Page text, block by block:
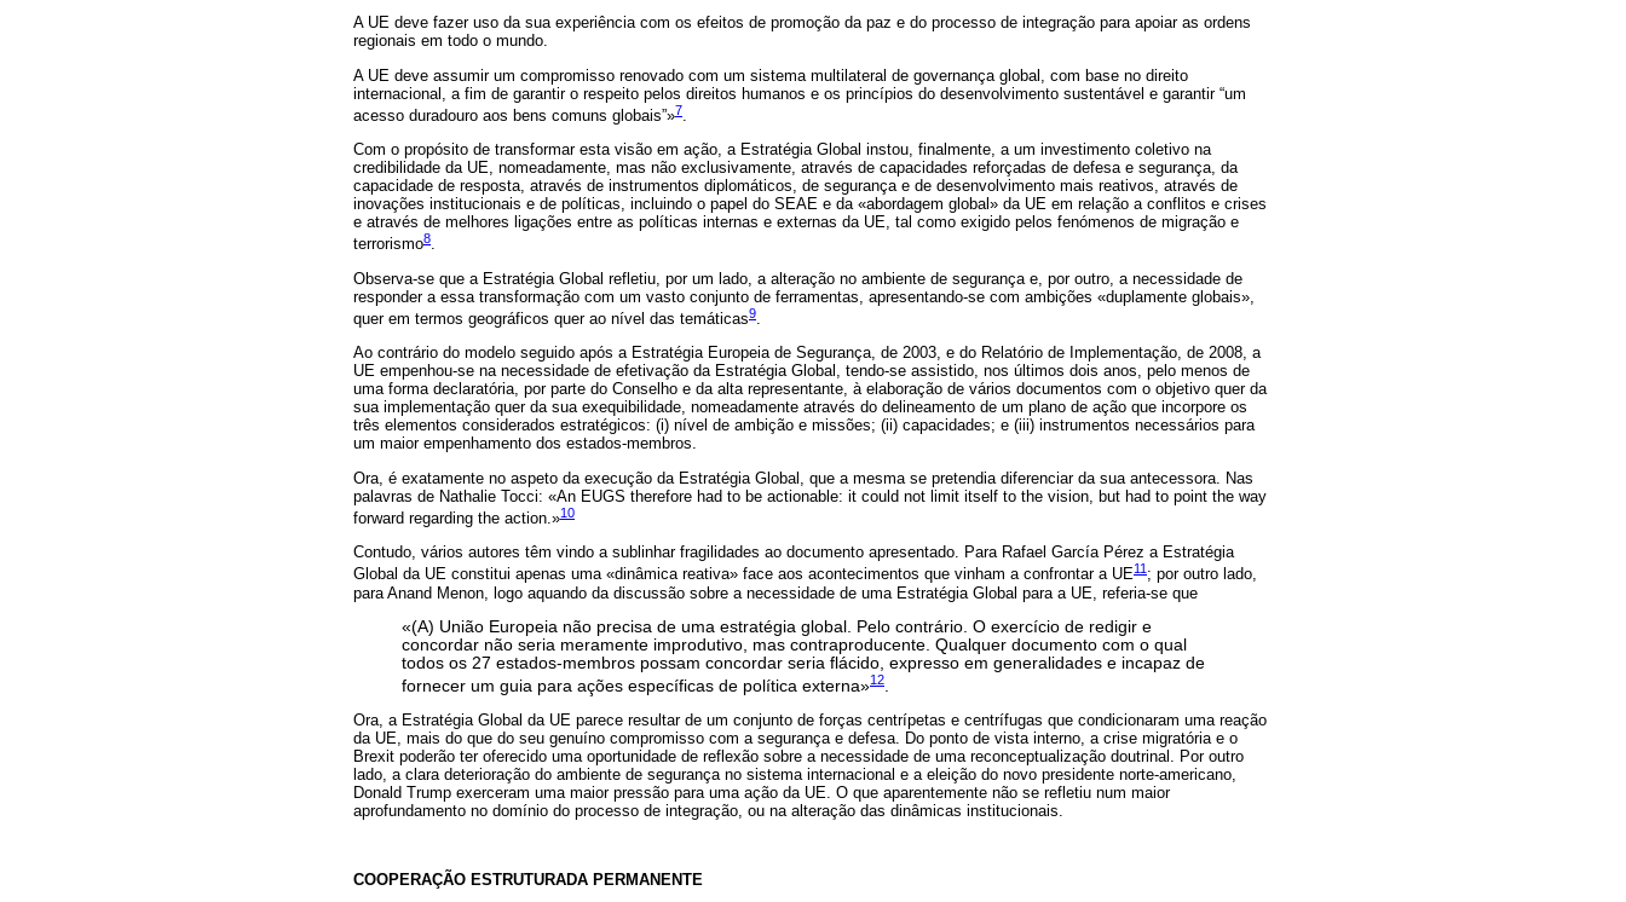
A UE deve fazer uso da sua experiência com os efeitos de promoção da paz e do processo de integração para apoiar as ordens
regionais em todo o mundo.
A UE deve assumir um compromisso renovado com um sistema multilateral de governança global, com base no direito
internacional, a fim de garantir o respeito pelos direitos humanos e os princípios do desenvolvimento sustentável e garantir “um
acesso duradouro aos bens comuns globais”»7.
Com o propósito de transformar esta visão em ação, a Estratégia Global instou, finalmente, a um investimento coletivo na
credibilidade da UE, nomeadamente, mas não exclusivamente, através de capacidades reforçadas de defesa e segurança, da
capacidade de resposta, através de instrumentos diplomáticos, de segurança e de desenvolvimento mais reativos, através de
inovações institucionais e de políticas, incluindo o papel do SEAE e da «abordagem global» da UE em relação a conflitos e crises
e através de melhores ligações entre as políticas internas e externas da UE, tal como exigido pelos fenómenos de migração e
terrorismo8.
Observa-se que a Estratégia Global refletiu, por um lado, a alteração no ambiente de segurança e, por outro, a necessidade de
responder a essa transformação com um vasto conjunto de ferramentas, apresentando-se com ambições «duplamente globais»,
quer em termos geográficos quer ao nível das temáticas9.
Ao contrário do modelo seguido após a Estratégia Europeia de Segurança, de 2003, e do Relatório de Implementação, de 2008, a
UE empenhou-se na necessidade de efetivação da Estratégia Global, tendo-se assistido, nos últimos dois anos, pelo menos de
uma forma declaratória, por parte do Conselho e da alta representante, à elaboração de vários documentos com o objetivo quer da
sua implementação quer da sua exequibilidade, nomeadamente através do delineamento de um plano de ação que incorpore os
três elementos considerados estratégicos: (i) nível de ambição e missões; (ii) capacidades; e (iii) instrumentos necessários para
um maior empenhamento dos estados-membros.
Ora, é exatamente no aspeto da execução da Estratégia Global, que a mesma se pretendia diferenciar da sua antecessora. Nas
palavras de Nathalie Tocci: «An EUGS therefore had to be actionable: it could not limit itself to the vision, but had to point the way
forward regarding the action.»10
Contudo, vários autores têm vindo a sublinhar fragilidades ao documento apresentado. Para Rafael García Pérez a Estratégia
Global da UE constitui apenas uma «dinâmica reativa» face aos acontecimentos que vinham a confrontar a UE11 ; por outro lado,
para Anand Menon, logo aquando da discussão sobre a necessidade de uma Estratégia Global para a UE, referia-se que
«(A) União Europeia não precisa de uma estratégia global. Pelo contrário. O exercício de redigir e
concordar não seria meramente improdutivo, mas contraproducente. Qualquer documento com o qual
todos os 27 estados-membros possam concordar seria flácido, expresso em generalidades e incapaz de
fornecer um guia para ações específicas de política externa»12
Ora, a Estratégia Global da UE parece resultar de um conjunto de forças centrípetas e centrífugas que condicionaram uma reação
da UE, mais do que do seu genuíno compromisso com a segurança e defesa. Do ponto de vista interno, a crise migratória e o
Brexit poderão ter oferecido uma oportunidade de reflexão sobre a necessidade de uma reconceptualização doutrinal. Por outro
lado, a clara deterioração do ambiente de segurança no sistema internacional e a eleição do novo presidente norte-americano,
Donald Trump exerceram uma maior pressão para uma ação da UE. O que aparentemente não se refletiu num maior
aprofundamento no domínio do processo de integração, ou na alteração das dinâmicas institucionais.
COOPERAÇÃO ESTRUTURADA PERMANENTE